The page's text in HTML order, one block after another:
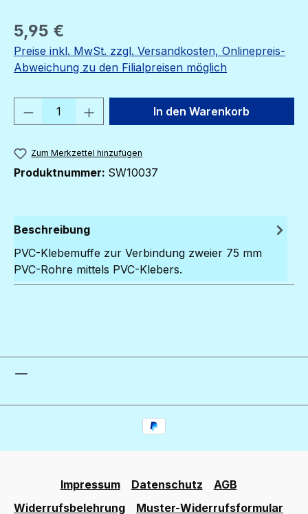
Regulärer Preis:
5,95 €
Preise inkl. MwSt. zzgl. Versandkosten, Onlinepreis-
Abweichung zu den Filialpreisen möglich
Produkt Anzahl: Gib denIn den Warenkorb
Zum Merkzettel hinzufügen
Produktnummer: SW10037
Beschreibung
PVC-Klebemuffe zur Verbindung zweier 75 mm
PVC-Rohre mittels PVC-Klebers.
Impressum Datenschutz
AGB
Widerrufsbelehrung
Muster-Widerrufsformular